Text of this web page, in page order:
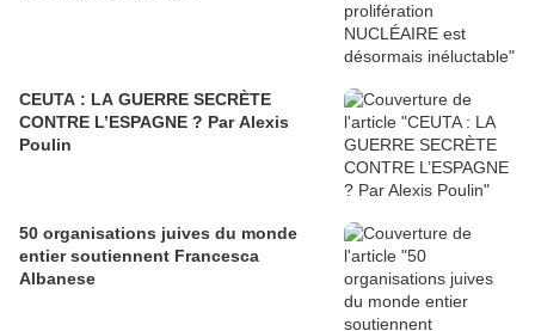
CEUTA : LA GUERRE SECRÈTE
CONTRE L’ESPAGNE ? Par Alexis
Poulin
50 organisations juives du monde
entier soutiennent Francesca
Albanese